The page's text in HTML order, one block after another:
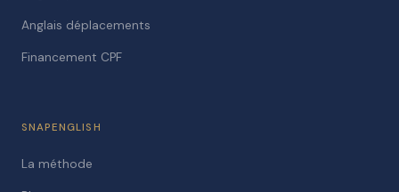
Anglais déplacements
Financement CPF
SNAPENGLISH
La méthode